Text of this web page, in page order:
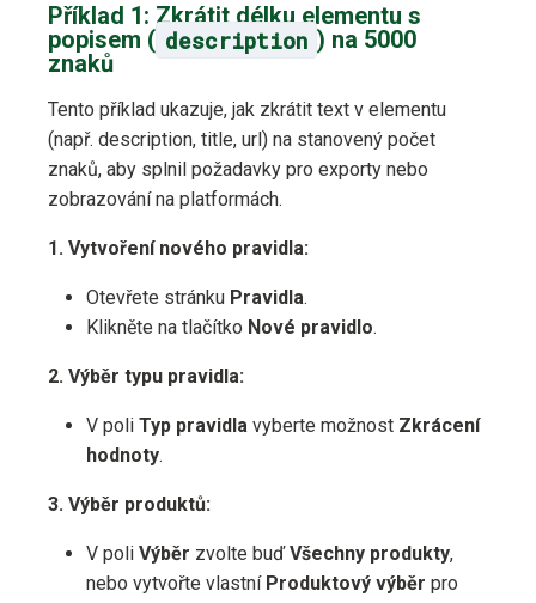
Příklad 1: Zkrátit délku elementu s
popisem ( description ) na 5000
znaků
Tento příklad ukazuje, jak zkrátit text v elementu
(např. description, title, url) na stanovený počet
znaků, aby splnil požadavky pro exporty nebo
zobrazování na platformách.
1. Vytvoření nového pravidla:
Otevřete stránku Pravidla.
Klikněte na tlačítko Nové pravidlo.
2. Výběr typu pravidla:
V poli Typ pravidla vyberte možnost Zkrácení
hodnoty.
3. Výběr produktů:
V poli Výběr zvolte buďVšechny produkty,
nebo vytvořte vlastní Produktový výběr pro